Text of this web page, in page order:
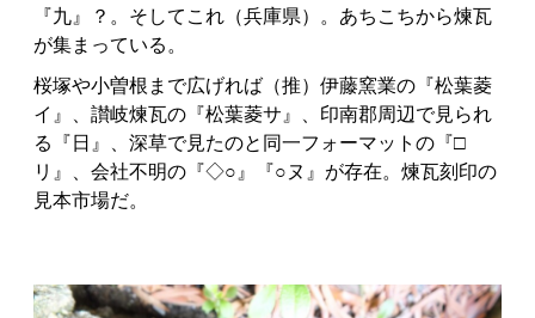
『九』？。そしてこれ（兵庫県）。あちこちから煉瓦
が集まっている。
桜塚や小曽根まで広げれば（推）伊藤窯業の『松葉菱
イ』、讃岐煉瓦の『松葉菱サ』、印南郡周辺で見られ
る『日』、深草で見たのと同一フォーマットの『□
リ』、会社不明の『◇○』『○ヌ』が存在。煉瓦刻印の
見本市場だ。